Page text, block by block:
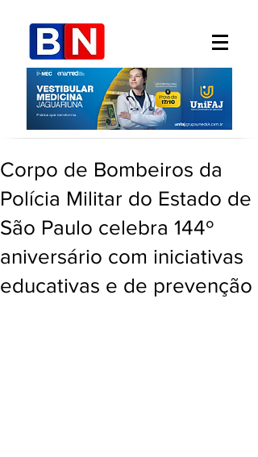
Corpo de Bombeiros da
Polícia Militar do Estado de
São Paulo celebra 144º
aniversário com iniciativas
educativas e de prevenção